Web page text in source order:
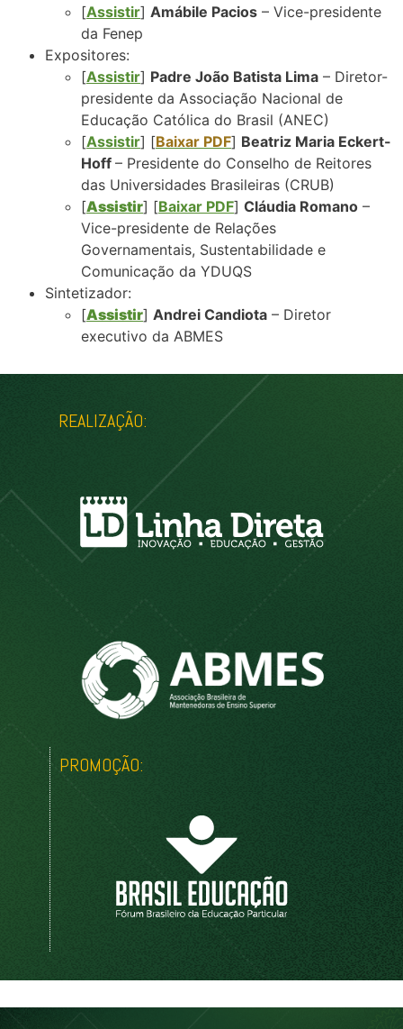
[Assistir] Amábile Pacios – Vice-presidente
da Fenep
Expositores:
[Assistir] Padre João Batista Lima – Diretor-
presidente da Associação Nacional de
Educação Católica do Brasil (ANEC)
[Assistir] [Baixar PDF] Beatriz Maria Eckert-
Hoff – Presidente do Conselho de Reitores
das Universidades Brasileiras (CRUB)
[Assistir] [Baixar PDF] Cláudia Romano –
Vice-presidente de Relações
Governamentais, Sustentabilidade e
Comunicação da YDUQS
Sintetizador:
[Assistir] Andrei Candiota – Diretor
executivo da ABMES
REALIZAÇÃO:
PROMOÇÃO: